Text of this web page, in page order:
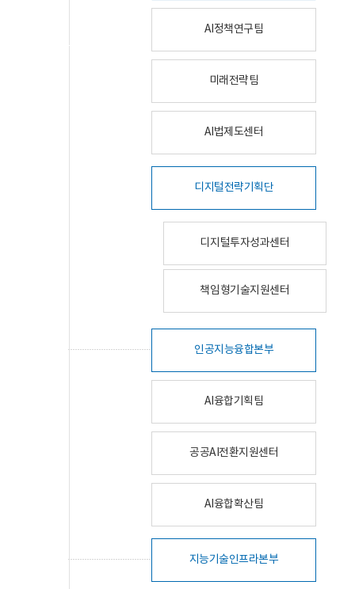
AI정책연구팀
미래전략팀
AI법제도센터
디지털전략기획단
디지털투자성과센터
책임형기술지원센터
인공지능융합본부
AI융합기획팀
공공AI전환지원센터
AI융합확산팀
지능기술인프라본부